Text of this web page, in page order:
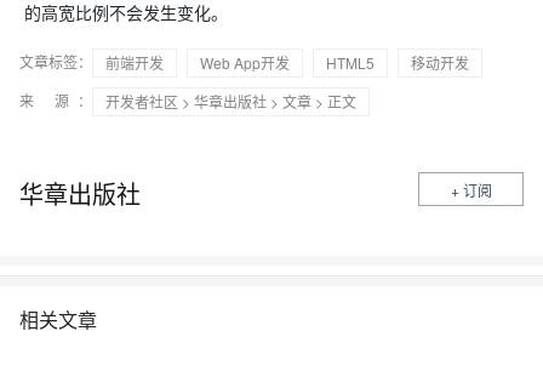
的高宽比例不会发生变化。
文章标签： 前端开发 Web App开发 HTML5
移动开发
来 源：
开发者社区 > 华章出版社 > 文章 > 正文
华章出版社 + 订阅
相关文章